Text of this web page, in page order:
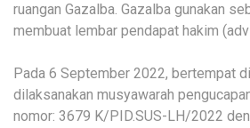
ruangan Gazalba. Gazalba gunakan
membuat lembar pendapat hakim
Pada 6 September 2022, bertempat
dilaksanakan musyawarah
nomor: 3679 K/PID.SUS-LH/2022